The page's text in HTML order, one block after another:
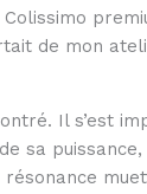
de mon
Il s’est
sa